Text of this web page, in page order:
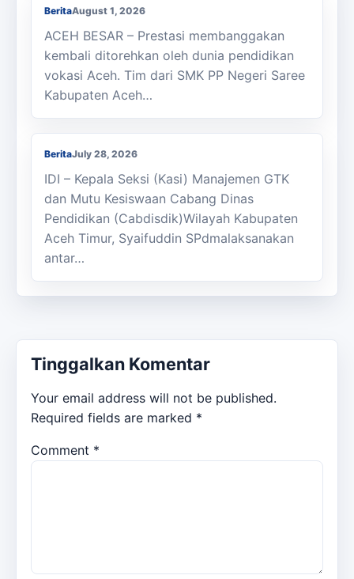
BeritaAugust 1, 2026
ACEH BESAR – Prestasi membanggakan
kembali ditorehkan oleh dunia pendidikan
vokasi Aceh. Tim dari SMK PP Negeri Saree
Kabupaten Aceh…
Kasi Cabdisdik Kabupaten Aceh Timur
Antar Tugas Kepala SMKN 1 Julok
BeritaJuly 28, 2026
IDI – Kepala Seksi (Kasi) Manajemen GTK
dan Mutu Kesiswaan Cabang Dinas
Pendidikan (Cabdisdik)Wilayah Kabupaten
Aceh Timur, Syaifuddin SPdmalaksanakan
antar…
Tinggalkan Komentar
Your email address will not be published.
Required fields are marked *
Comment *